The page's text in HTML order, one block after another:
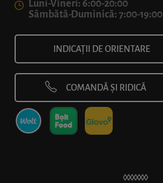
Luni-Vineri: 6:00-20:00
Sâmbătă-Duminică: 7:00-19:00
INDICAȚII DE ORIENTARE
COMANDĂ ȘI RIDICĂ